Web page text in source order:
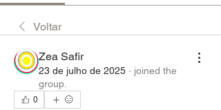
Voltar
Zea Safir
23 de julho de 2025 · joined the
group.
0